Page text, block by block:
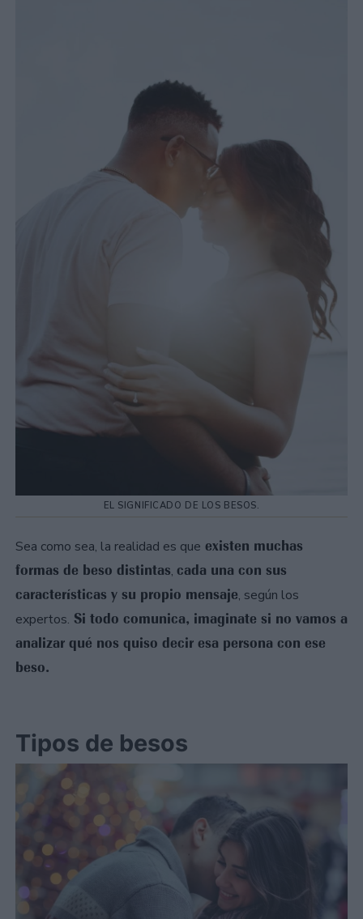
EL SIGNIFICADO DE LOS BESOS.
Sea como sea, la realidad es que existen muchas
formas de beso distintas, cada una con sus
características y su propio mensaje, según los
expertos. Si todo comunica, imaginate si no vamos a
analizar qué nos quiso decir esa persona con ese
beso.
Tipos de besos